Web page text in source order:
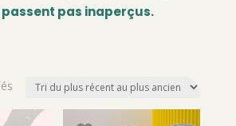
passent pas inaperçus.
Trié
plus